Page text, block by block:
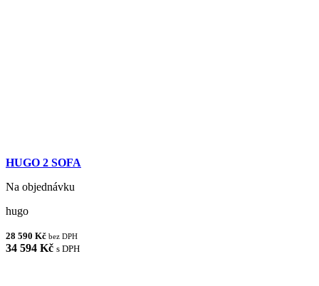
HUGO 2 SOFA
Na objednávku
hugo
28 590 Kč bez DPH
34 594 Kč s DPH